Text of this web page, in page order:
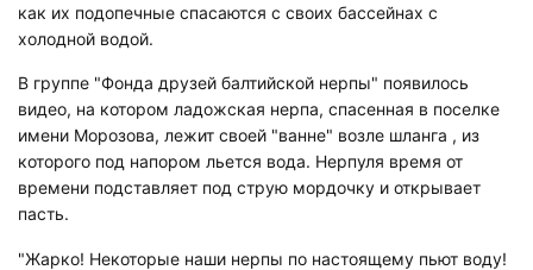
как их подопечные спасаются с своих бассейнах с
холодной водой.
В группе "Фонда друзей балтийской нерпы" появилось
видео, на котором ладожская нерпа, спасенная в поселке
имени Морозова, лежит своей "ванне" возле шланга , из
которого под напором льется вода. Нерпуля время от
времени подставляет под струю мордочку и открывает
пасть.
"Жарко! Некоторые наши нерпы по настоящему пьют воду!